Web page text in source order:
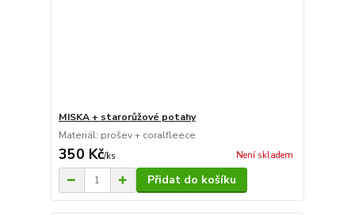
MISKA + starorůžové potahy
Materiál: prošev + coralfleece
350 Kč/ks Není skladem
Přidat do košíku